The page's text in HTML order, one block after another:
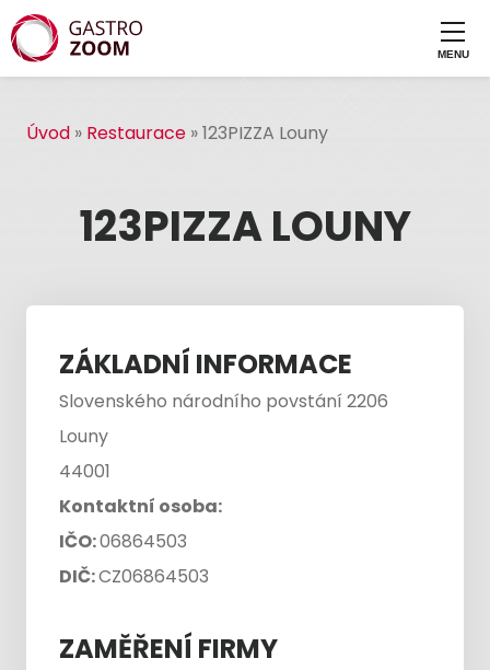
Úvod » Restaurace »123PIZZA Louny
123PIZZA LOUNY
ZÁKLADNÍ INFORMACE
Slovenského národního povstání 2206
Louny
44001
Kontaktní osoba:
IČO:06864503
DIČ:CZ06864503
ZAMĚŘENÍ FIRMY